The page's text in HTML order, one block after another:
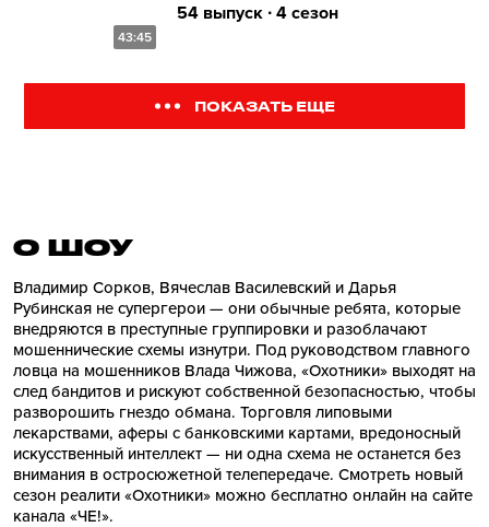
43:45
54 выпуск ∙ 4 сезон
ПОКАЗАТЬ ЕЩЕ
О ШОУ
Владимир Сорков, Вячеслав Василевский и Дарья
Рубинская не супергерои — они обычные ребята, которые
внедряются в преступные группировки и разоблачают
мошеннические схемы изнутри. Под руководством главного
ловца на мошенников Влада Чижова, «Охотники» выходят на
след бандитов и рискуют собственной безопасностью, чтобы
разворошить гнездо обмана. Торговля липовыми
лекарствами, аферы с банковскими картами, вредоносный
искусственный интеллект — ни одна схема не останется без
внимания в остросюжетной телепередаче. Смотреть новый
сезон реалити «Охотники» можно бесплатно онлайн на сайте
канала «ЧЕ!».